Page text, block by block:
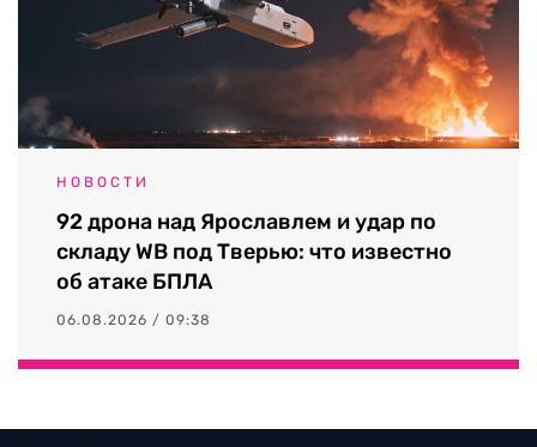
НОВОСТИ
92 дрона над Ярославлем и удар по
складу WB под Тверью: что известно
об атаке БПЛА
06.08.2026 / 09:38